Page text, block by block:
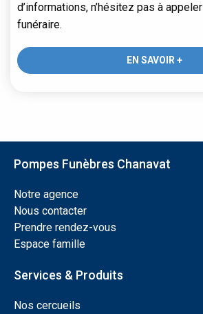
d’informations, n’hésitez pas à
funéraire.
EN SAVOIR +
Pompes Funèbres Chanavat
Notre agence
Nous contacter
Prendre rendez-vous
Espace famille
Services & Produits
Nos cercueils